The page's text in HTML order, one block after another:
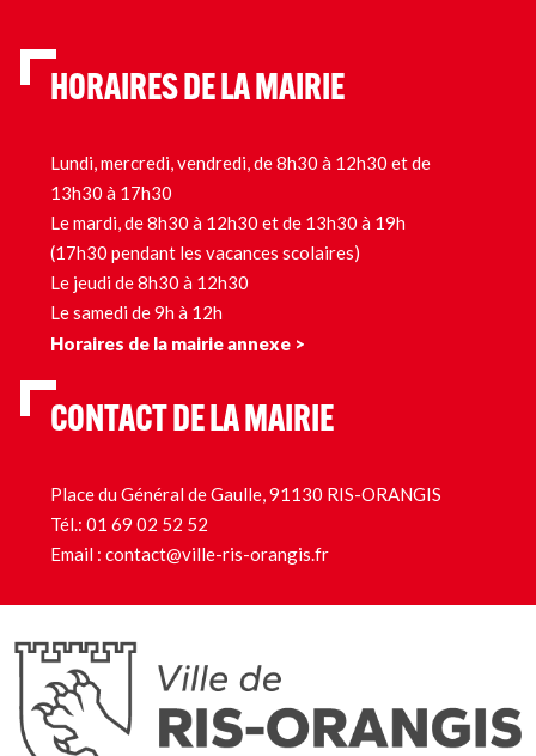
HORAIRES DE LA MAIRIE
Lundi, mercredi, vendredi, de 8h30 à 12h30 et de
13h30 à 17h30
Le mardi, de 8h30 à 12h30 et de 13h30 à 19h
(17h30 pendant les vacances scolaires)
Le jeudi de 8h30 à 12h30
Le samedi de 9h à 12h
Horaires de la mairie annexe >
CONTACT DE LA MAIRIE
Place du Général de Gaulle, 91130 RIS-ORANGIS
Tél.: 01 69 02 52 52
Email : contact@ville-ris-orangis.fr